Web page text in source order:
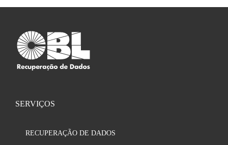
SERVIÇOS
RECUPERAÇÃO DE DADOS